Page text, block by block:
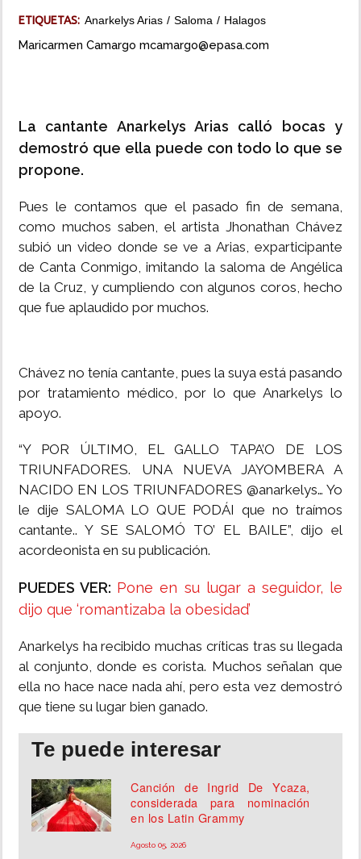
ETIQUETAS: Anarkelys Arias Saloma Halagos
Maricarmen Camargo mcamargo@epasa.com
La cantante Anarkelys Arias calló bocas y
demostró que ella puede con todo lo que se
propone.
Pues le contamos que el pasado fin de semana,
como muchos saben, el artista Jhonathan Chávez
subió un video donde se ve a Arias, exparticipante
de Canta Conmigo, imitando la saloma de Angélica
de la Cruz, y cumpliendo con algunos coros, hecho
que fue aplaudido por muchos.
Chávez no tenía cantante, pues la suya está pasando
por tratamiento médico, por lo que Anarkelys lo
apoyo.
“Y POR ÚLTIMO, EL GALLO TAPA’O DE LOS
TRIUNFADORES. UNA NUEVA JAYOMBERA A
NACIDO EN LOS TRIUNFADORES @anarkelys… Yo
le dije SALOMA LO QUE PODÁI que no traímos
cantante.. Y SE SALOMÓ TO’ EL BAILE”, dijo el
acordeonista en su publicación.
PUEDES VER: Pone en su lugar a seguidor, le
dijo que ‘romantizaba la obesidad’
Anarkelys ha recibido muchas críticas tras su llegada
al conjunto, donde es corista. Muchos señalan que
ella no hace nace nada ahí, pero esta vez demostró
que tiene su lugar bien ganado.
Te puede interesar
Canción de Ingrid De Ycaza,
considerada para nominación
en los Latin Grammy
Agosto 05, 2026